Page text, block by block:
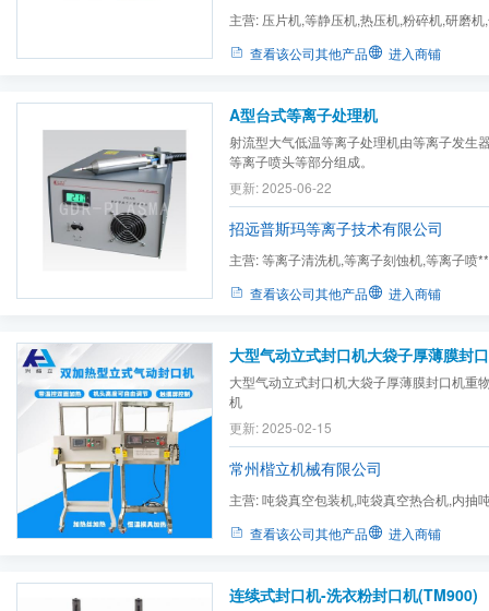
主营: 压片机,等静压机,热压机,粉碎机,研磨
查看该公司其他产品 进入商铺
A型台式等离子处理机
射流型大气低温等离子处理机由等离子发生
等离子喷头等部分组成。
更新: 2025-06-22
招远普斯玛等离子技术有限公司
主营:等离子清洗机,等离子刻蚀机,等离子喷
查看该公司其他产品 进入商铺
大型气动立式封口机大袋子厚薄膜封口机重
机
更新: 2025-02-15
常州楷立机械有限公司
主营:吨袋真空包装机,吨袋真空热合机,内抽
查看该公司其他产品 进入商铺
连续式封口机-洗衣粉封口机(TM900)